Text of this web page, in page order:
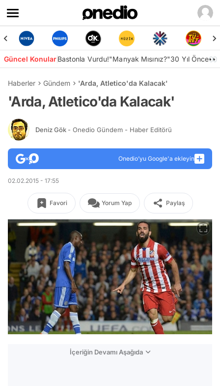
Güncel KonularBastonla Vurdu!"Manyak Mısınız?"30 Yıl Önce👀
Haberler Gündem 'Arda, Atletico'da Kalacak'
'Arda, Atletico'da Kalacak'
Deniz Gök - Onedio Gündem - Haber Editörü
Onedio’yu Google'a ekleyin
02.02.2015 - 17:55
Favori Yorum Yap Paylaş
İçeriğin Devamı Aşağıda